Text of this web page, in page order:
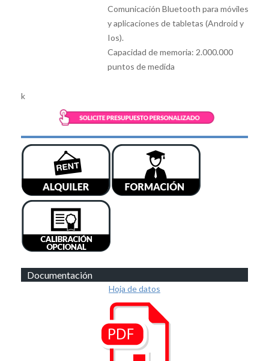
Comunicación Bluetooth para móviles
y aplicaciones de tabletas (Android y
Ios).
Capacidad de memoria: 2.000.000
puntos de medida
k
Documentación
Hoja de datos